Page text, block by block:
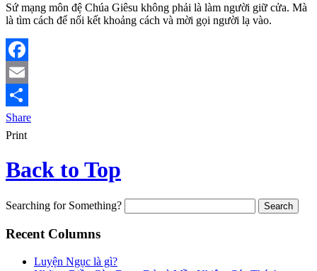
Sứ mạng môn đệ Chúa Giêsu không phải là làm người giữ cửa. Mà
là tìm cách để nối kết khoảng cách và mời gọi người lạ vào.
Facebook
Email
Share
Print
Back to Top
Searching for Something?
Recent Columns
Luyện Ngục là gì?